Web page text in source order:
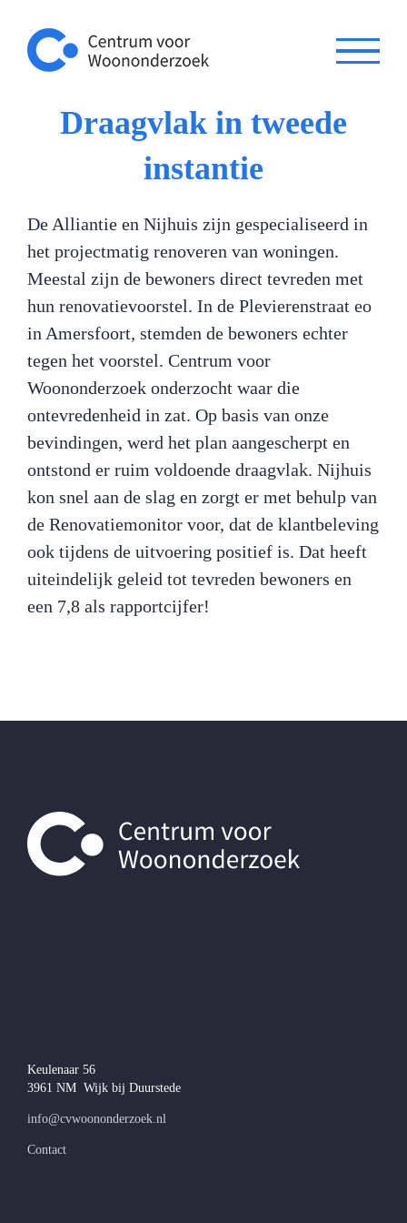
naar
inhoud
Draagvlak in tweede
instantie
De Alliantie en Nijhuis zijn gespecialiseerd in
het projectmatig renoveren van woningen.
Meestal zijn de bewoners direct tevreden met
hun renovatievoorstel. In de Plevierenstraat eo
in Amersfoort, stemden de bewoners echter
tegen het voorstel. Centrum voor
Woononderzoek onderzocht waar die
ontevredenheid in zat. Op basis van onze
bevindingen, werd het plan aangescherpt en
ontstond er ruim voldoende draagvlak. Nijhuis
kon snel aan de slag en zorgt er met behulp van
de Renovatiemonitor voor, dat de klantbeleving
ook tijdens de uitvoering positief is. Dat heeft
uiteindelijk geleid tot tevreden bewoners en
een 7,8 als rapportcijfer!
Keulenaar 56
3961 NM Wijk bij Duurstede
info@cvwoononderzoek.nl
Contact